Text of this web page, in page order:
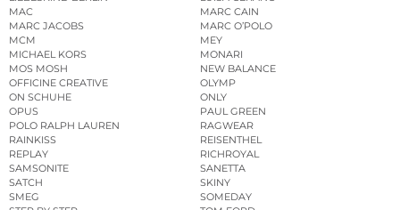
MAC
MARC CAIN
MARC JACOBS
MARC O’POLO
MCM
MEY
MICHAEL KORS
MONARI
MOS MOSH
NEW BALANCE
OFFICINE CREATIVE
OLYMP
ON SCHUHE
ONLY
OPUS
PAUL GREEN
POLO RALPH LAUREN
RAGWEAR
RAINKISS
REISENTHEL
REPLAY
RICHROYAL
SAMSONITE
SANETTA
SATCH
SKINY
SMEG
SOMEDAY